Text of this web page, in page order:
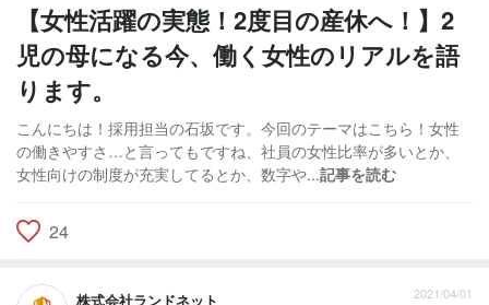
【女性活躍の実態！2度目の産休へ！】2
児の母になる今、働く女性のリアルを語
ります。
こんにちは！採用担当の石坂です。今回のテーマはこちら！女性
の働きやすさ…と言ってもですね、社員の女性比率が多いとか、
女性向けの制度が充実してるとか、数字や...記事を読む
24
株式会社ランドネット 2021/04/01